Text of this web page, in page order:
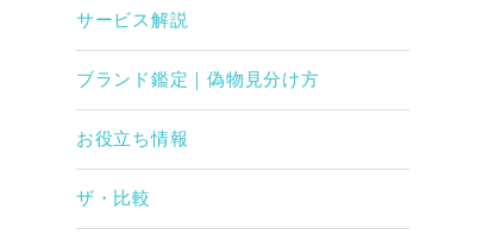
サービス解説
ブランド鑑定｜偽物見分け方
お役立ち情報
ザ・比較